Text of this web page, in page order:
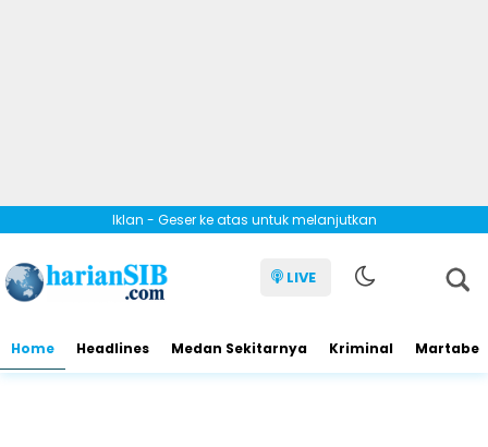
Iklan - Geser ke atas untuk melanjutkan
LIVE
Home Headlines Medan Sekitarnya Kriminal Martabe